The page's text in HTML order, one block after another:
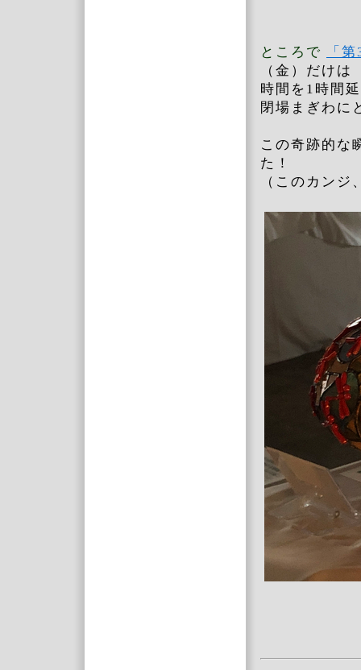
ところで
「
（金）だけは
時間を1時間
閉場まぎわに
この奇跡的な
た！
（このカン